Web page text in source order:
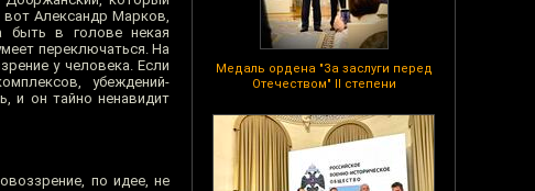
Медаль ордена "За заслуги перед
Отечеством" II степени
Александр Марков,
быть в голове некая
переключаться. На
у человека. Если
убеждений-
и он тайно ненавидит
по идее, не